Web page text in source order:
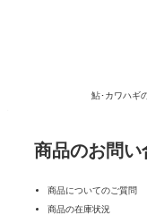
鮎･カワハギ
商品のお問い
商品についてのご質問
商品の在庫状況